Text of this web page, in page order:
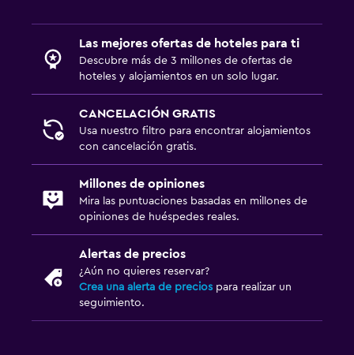
Las mejores ofertas de hoteles para ti
Descubre más de 3 millones de ofertas de
hoteles y alojamientos en un solo lugar.
CANCELACIÓN GRATIS
Usa nuestro filtro para encontrar alojamientos
con cancelación gratis.
Millones de opiniones
Mira las puntuaciones basadas en millones de
opiniones de huéspedes reales.
Alertas de precios
¿Aún no quieres reservar?
Crea una alerta de precios para realizar un
seguimiento.